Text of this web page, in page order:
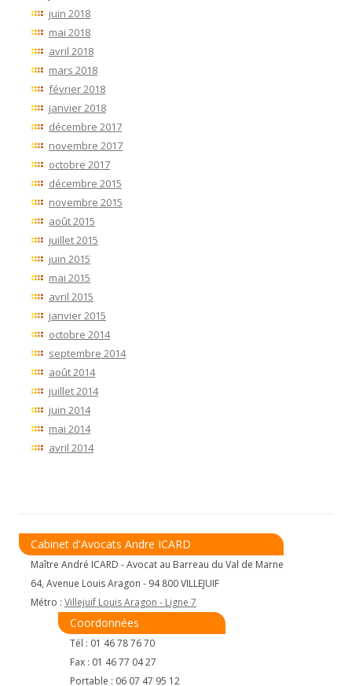
juin 2018
mai 2018
avril 2018
mars 2018
février 2018
janvier 2018
décembre 2017
novembre 2017
octobre 2017
décembre 2015
novembre 2015
août 2015
juillet 2015
juin 2015
mai 2015
avril 2015
janvier 2015
octobre 2014
septembre 2014
août 2014
juillet 2014
juin 2014
mai 2014
avril 2014
Cabinet d'Avocats Andre ICARD
Maître André ICARD - Avocat au Barreau du Val de Marne
64, Avenue Louis Aragon - 94 800 VILLEJUIF
Métro : Villejuif Louis Aragon - Ligne 7
Coordonnées
Tél : 01 46 78 76 70
Fax : 01 46 77 04 27
Portable : 06 07 47 95 12